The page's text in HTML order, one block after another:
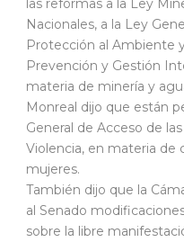
las reformas a la Ley
Nacionales, a la Ley
Protección al Ambiente
Prevención y Gestión
materia de minería y
Monreal dijo que están
General de Acceso de
Violencia, en materia de
mujeres.
También dijo que la
al Senado
sobre la libre